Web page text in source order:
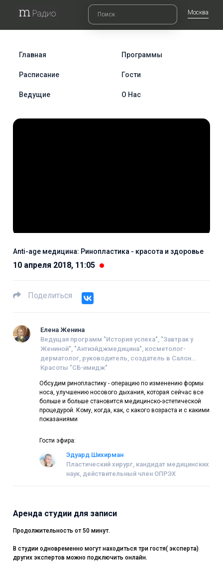
Москва
Главная Программы
Расписание Гости
Ведущие О Нас
Anti-age медицина: Ринопластика - красота и здоровье
10 апреля 2018, 11:05
Поделиться
Елена Женина
Ведущая программ "История успеха", "Завтрак у
Жениной", "Антиэйджмедицина", косметолог-
дерматолог, руководитель, создатель в Салон
Красоты "СБ-имидж"
Обсудим ринопластику - операцию по изменению формы
носа, улучшению носового дыхания, которая сейчас все
больше и больше становится медицинско-эстетической
процедурой. Кому, когда, как, с какого возраста и с какими
показаниями
Гости эфира:
Эдуард Шихирман
Пластический хирург, кандидат медицинских
наук, действительный член ОПРЭХ
Аренда студии для записи
Продолжительность от 50 минут.
В студии одновременно могут находиться три гостя( эксперта)
других экспертов можно подключить онлайн.